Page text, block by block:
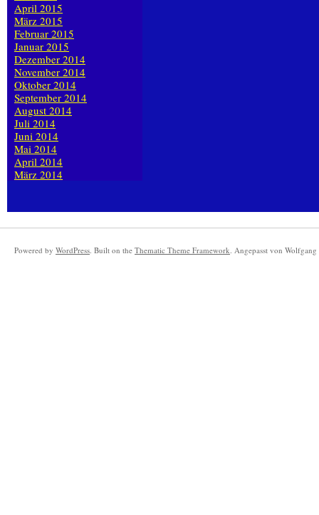
April 2015
März 2015
Februar 2015
Januar 2015
Dezember 2014
November 2014
Oktober 2014
September 2014
August 2014
Juli 2014
Juni 2014
Mai 2014
April 2014
März 2014
Powered by WordPress. Built on the Thematic Theme Framework. Angepasst von